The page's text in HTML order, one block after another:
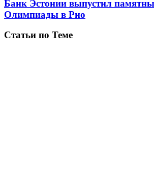
Банк Эстонии выпустил
Олимпиады в Рио
Статьи по Теме